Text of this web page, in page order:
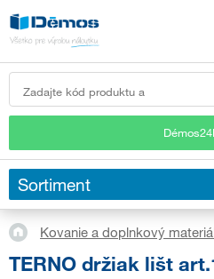
Sortiment
Kovanie a doplnkový
TERNO držiak lišt